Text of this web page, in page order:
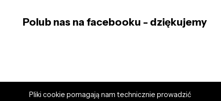
Polub nas na facebooku - dziękujemy
Pliki cookie pomagają nam technicznie prowadzić